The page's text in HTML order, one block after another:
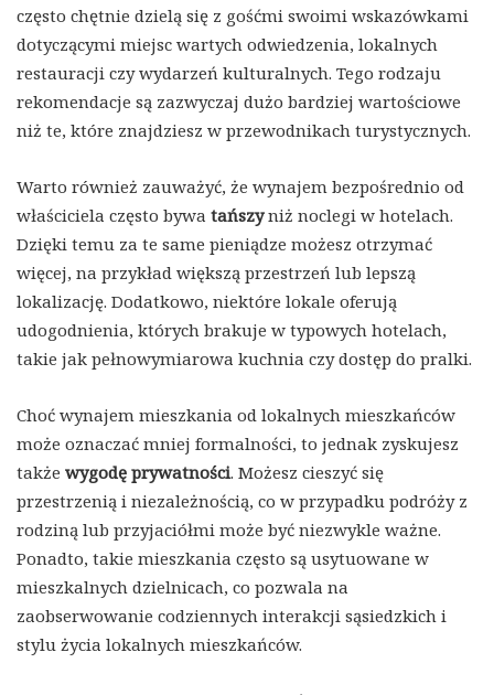
często chętnie dzielą się z gośćmi swoimi wskazówkami
dotyczącymi miejsc wartych odwiedzenia, lokalnych
restauracji czy wydarzeń kulturalnych. Tego rodzaju
rekomendacje są zazwyczaj dużo bardziej wartościowe
niż te, które znajdziesz w przewodnikach turystycznych.
Warto również zauważyć, że wynajem bezpośrednio od
właściciela często bywa tańszyniż noclegi w hotelach.
Dzięki temu za te same pieniądze możesz otrzymać
więcej, na przykład większą przestrzeń lub lepszą
lokalizację. Dodatkowo, niektóre lokale oferują
udogodnienia, których brakuje w typowych hotelach,
takie jak pełnowymiarowa kuchnia czy dostęp do pralki.
Choć wynajem mieszkania od lokalnych mieszkańców
może oznaczać mniej formalności, to jednak zyskujesz
także wygodę prywatności. Możesz cieszyć się
przestrzenią i niezależnością, co w przypadku podróży z
rodziną lub przyjaciółmi może być niezwykle ważne.
Ponadto, takie mieszkania często są usytuowane w
mieszkalnych dzielnicach, co pozwala na
zaobserwowanie codziennych interakcji sąsiedzkich i
stylu życia lokalnych mieszkańców.